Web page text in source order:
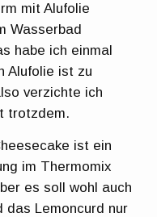
mit Alufolie
Wasserbad
habe ich einmal
Alufolie ist zu
verzichte ich
trotzdem.
ist ein
im Thermomix
es soll wohl auch
das Lemoncurd nur